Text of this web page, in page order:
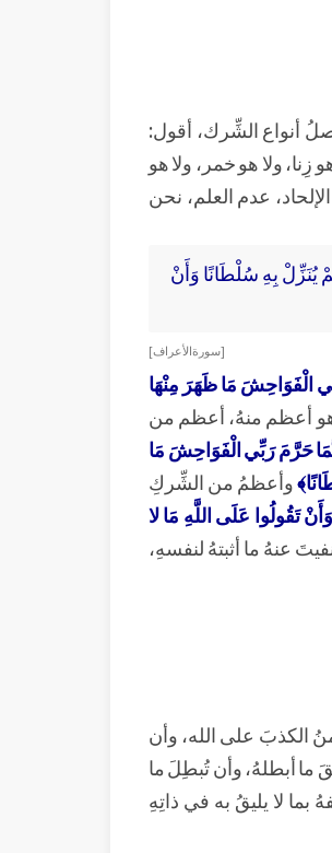
أنواع الشِّرك، أقول:
ولا هو خمر، ولا هو
عدم العلم، نحن
يُنَزِّلْ بِهِ سُلْطَانًا وَأَنْ
[ سورة الأعراف ]
الْفَوَاحِشَ مَا ظَهَرَ مِنْهَا
هو أعظم منهُ، أعظم من
حَرَّمَ رَبِّي الْفَوَاحِشَ مَا
وأعظمُ من الشِّركِ
تَقُولُوا عَلَى اللَّهِ مَا لا
عنهُ ما أثبتهُ لنفسهِ،
الكذبَ على الله، وأن
ما أبطلهُ، وأن تُبطِلَ ما
لا يليقُ به في ذاتِهِ